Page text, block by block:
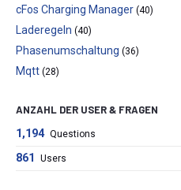
cFos Charging Manager (40)
Laderegeln (40)
Phasenumschaltung (36)
Mqtt (28)
ANZAHL DER USER & FRAGEN
1,194 Questions
861 Users